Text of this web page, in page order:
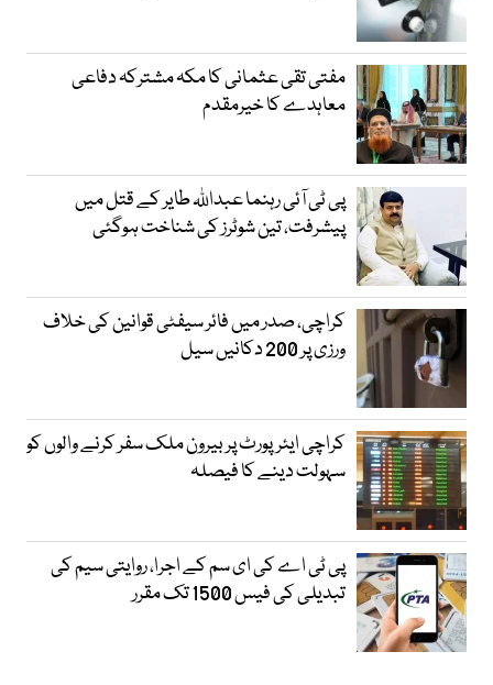
مفتی تقی عثمانی کا مکہ مشترکہ دفاعی
معاہدے کا خیرمقدم
پی ٹی آئی رہنما عبداللہ طایر کے قتل میں
پیشرفت، تین شوٹرز کی شناخت ہوگئی
کراچی، صدر میں فائر سیفٹی قوانین کی خلاف
ورزی پر 200 دکانیں سیل
کراچی ایئرپورٹ پر بیرون ملک سفر کرنے والوں کو
سہولت دینے کا فیصلہ
پی ٹی اے کی ای سم کے اجرا، روایتی سیم کی
تبدیلی کی فیس 1500 تک مقرر